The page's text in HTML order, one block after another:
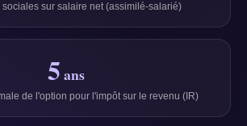
sur salaire net (assimilé-salarié)
5ans
de l'option pour l'impôt sur le revenu (IR)